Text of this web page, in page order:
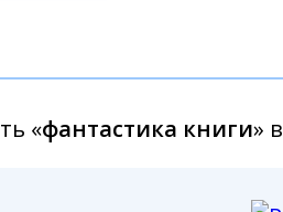
«фантастика книги» в